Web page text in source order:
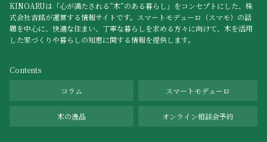
KINOARUは「心が満たされる”木”のある暮らし」をコンセプトにした、株
式会社吉銘が運営する情報サイトです。スマートモデューロ（スマモ）の話
題を中心に、快適な住まい、丁寧な暮らしを求める方々に向けて、木を活用
した家づくりや暮らしの知恵に関する情報を提供します。
Contents
コラム スマートモデューロ
木の逸品 オンライン相談会予約